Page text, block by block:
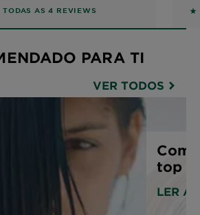
based on reviews
TODAS AS 4 REVIEWS 5
PARA TI
VER TODOS
top 4
LER